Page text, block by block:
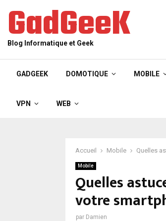
GadGeeK
Blog Informatique et Geek
GADGEEK DOMOTIQUE MOBILE
VPN WEB
Accueil Mobile Quelles
Mobile
Quelles
votre
par Damien